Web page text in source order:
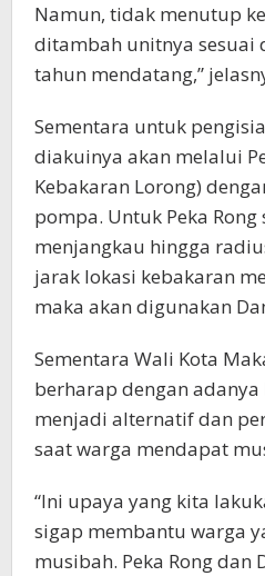
Namun, tidak menutup
ditambah unitnya sesuai
tahun mendatang,”
Sementara untuk
diakuinya akan melalui
Kebakaran Lorong)
pompa. Untuk Peka
menjangkau hingga
jarak lokasi kebakaran
maka akan digunakan
Sementara Wali Kota
berharap dengan
menjadi alternatif dan
saat warga mendapat
“Ini upaya yang kita
sigap membantu warga
musibah. Peka Rong dan